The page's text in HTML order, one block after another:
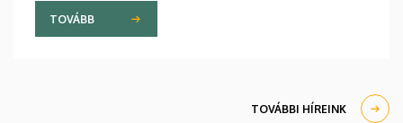
is részt vehetnek a július 22-én kezdődő Campus
Fesztiválon. A Debreceni Egyetem Klinikai
Egyetem téren felállított faházaknál, illetve a
TOVÁBB
TOVÁBBI HÍREINK